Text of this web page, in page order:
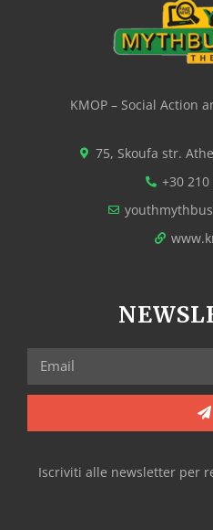
KMOP – Social Action
75, Skoufa str.
+30
Iscriviti alle newsletter per